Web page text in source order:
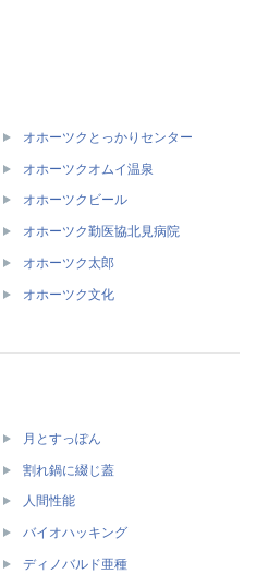
オホーツクとっかりセンター
オホーツクオムイ温泉
オホーツクビール
オホーツク勤医協北見病院
オホーツク太郎
オホーツク文化
月とすっぽん
割れ鍋に綴じ蓋
人間性能
バイオハッキング
ディノバルド亜種